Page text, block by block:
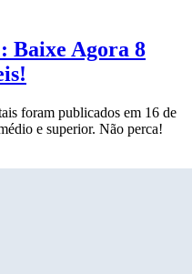
Baixe Agora 8
foram publicados em 16 de
e superior. Não perca!